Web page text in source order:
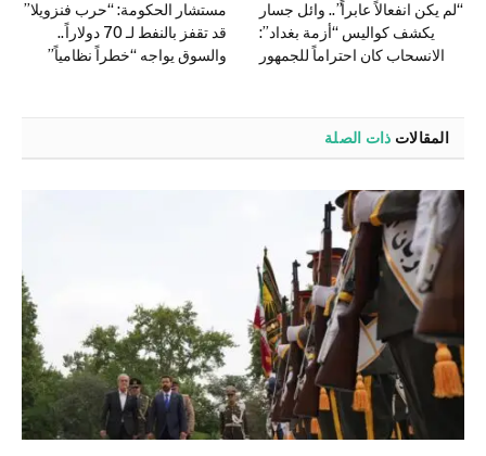
“لم يكن انفعالاً عابراً”.. وائل جسار
يكشف كواليس “أزمة بغداد”:
الانسحاب كان احتراماً للجمهور
مستشار الحكومة: “حرب فنزويلا”
قد تقفز بالنفط لـ 70 دولاراً..
والسوق يواجه “خطراً نظامياً”
المقالات ذات الصلة